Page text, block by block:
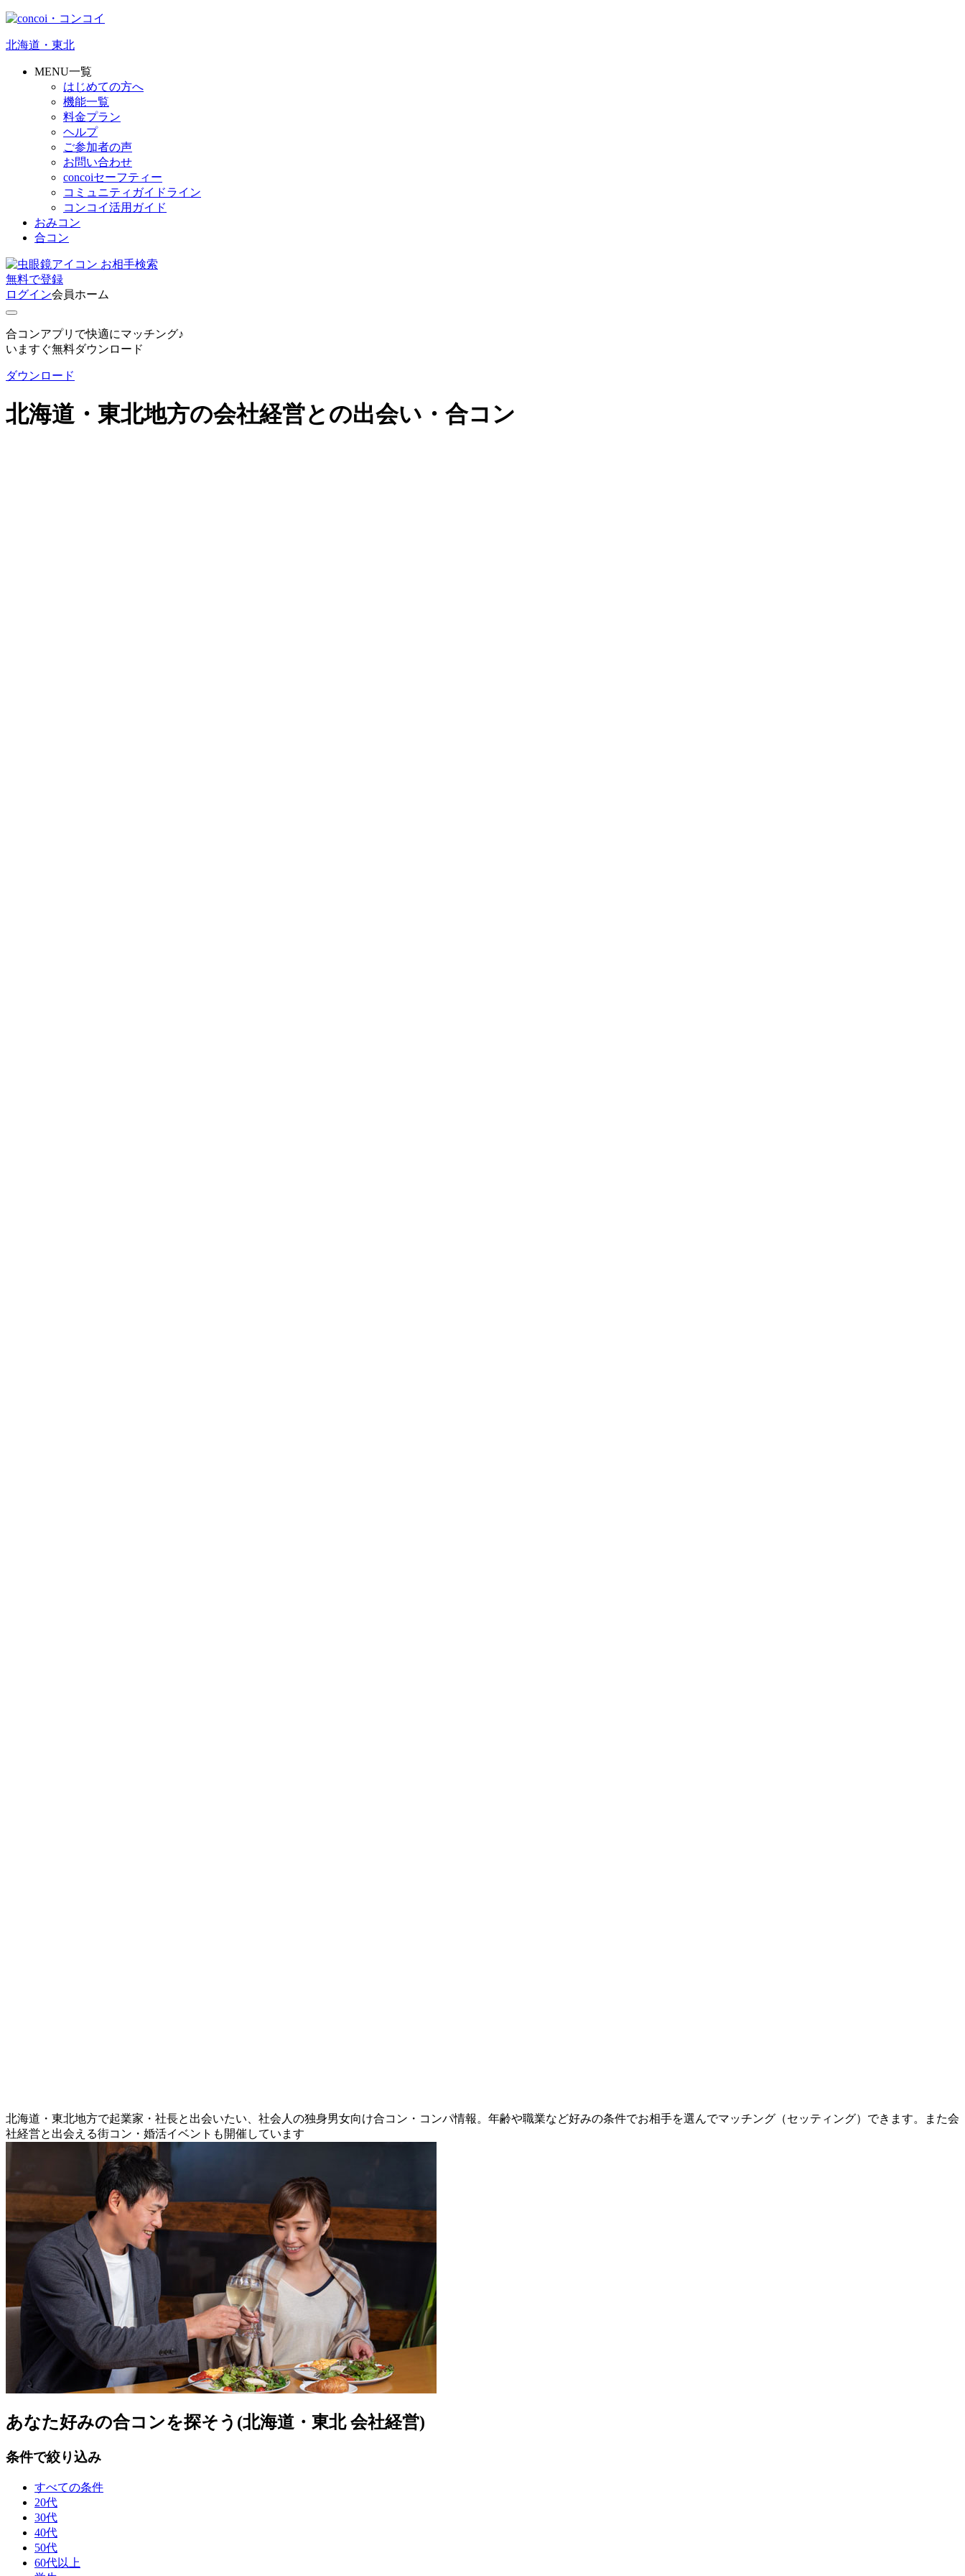
北海道・東北
MENU一覧
はじめての方へ
機能一覧
料金プラン
ヘルプ
ご参加者の声
お問い合わせ
concoiセーフティー
コミュニティガイドライン
コンコイ活用ガイド
おみコン
合コン
お相手検索
無料で登録
ログイン会員ホーム
合コンアプリで快適にマッチング♪
いますぐ無料ダウンロード
ダウンロード
北海道・東北地方の会社経営との出会い・合コン
北海道・東北地方で起業家・社長と出会いたい、社会人の独身男女向け合コン・コンパ情報。年齢や職業など好みの条件でお相手を選んでマッチング（セッティング）できます。また会
社経営と出会える街コン・婚活イベントも開催しています
あなた好みの合コンを探そう(北海道・東北 会社経営)
条件で絞り込み
すべての条件
20代
30代
40代
50代
60代以上